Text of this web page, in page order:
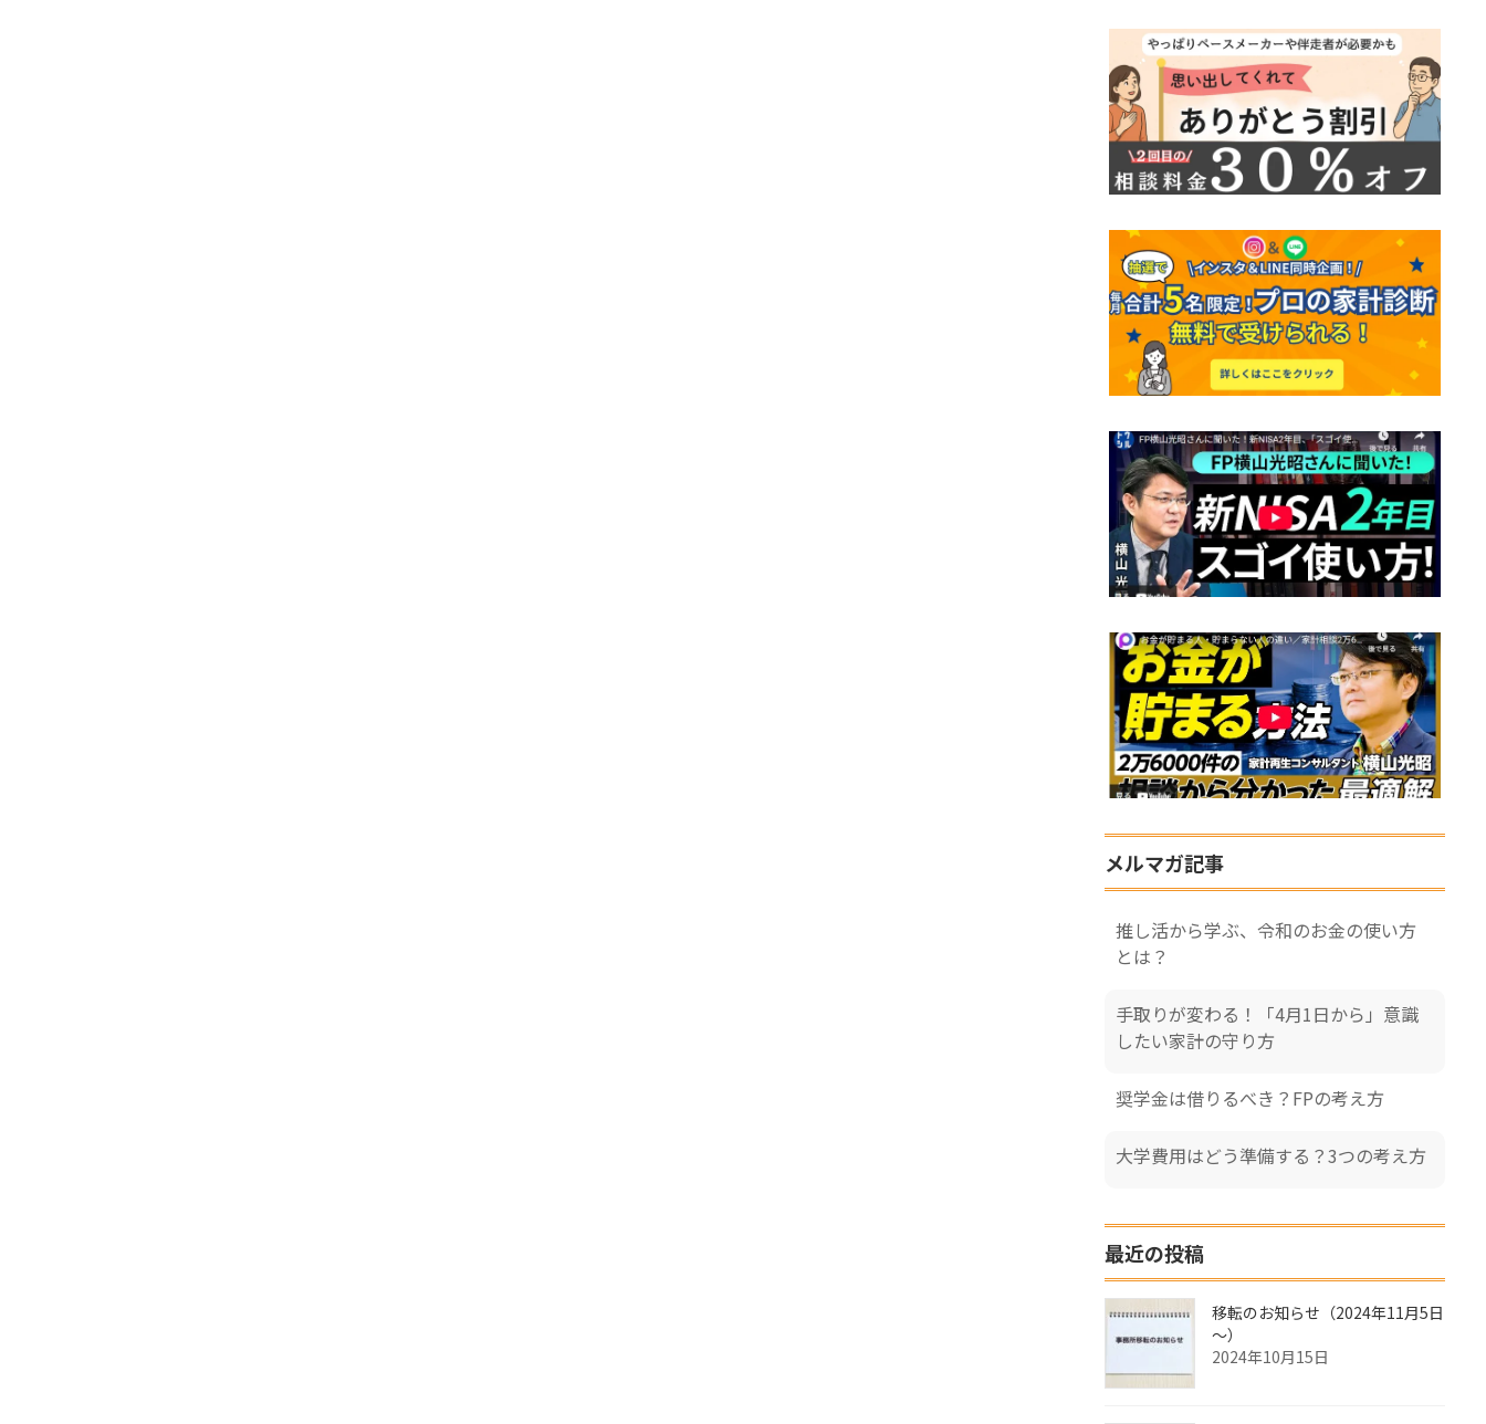
メルマガ記事
推し活から学ぶ、令和のお金の使い方
とは？
手取りが変わる！「4月1日から」意識
したい家計の守り方
奨学金は借りるべき？FPの考え方
大学費用はどう準備する？3つの考え方
最近の投稿
移転のお知らせ（2024年11月5日
～）
2024年10月15日